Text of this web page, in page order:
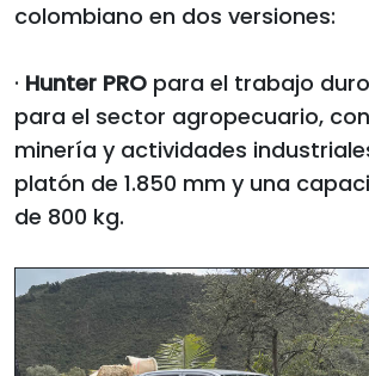
colombiano en dos versiones:
· Hunter PRO para el trabajo
para el sector agropecuario,
minería y actividades
platón de 1.850 mm y una
de 800 kg.